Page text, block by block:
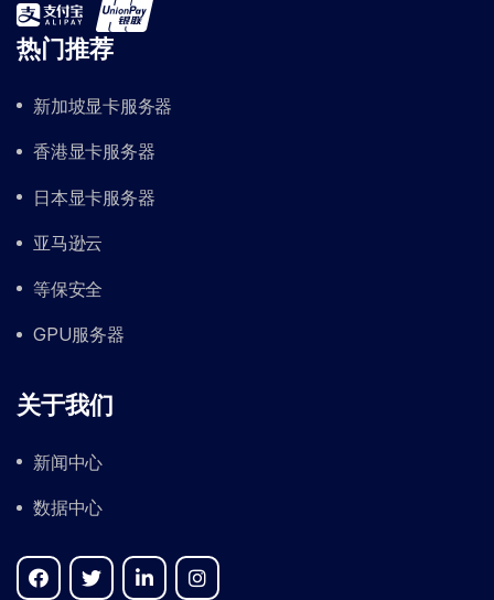
热门推荐
新加坡显卡服务器
香港显卡服务器
日本显卡服务器
亚马逊云
等保安全
GPU服务器
关于我们
新闻中心
数据中心